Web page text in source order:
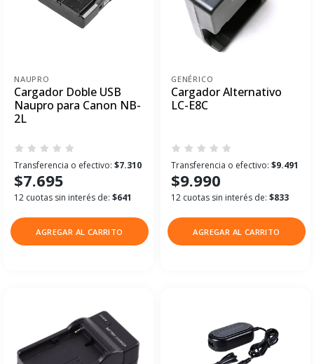
NAUPRO
Cargador Doble USB
Naupro para Canon NB-
2L
Transferencia o efectivo: $7.310
$7.695
12 cuotas sin interés de: $641
AGREGAR AL CARRITO
GENÉRICO
Cargador Alternativo
LC-E8C
Transferencia o efectivo: $9.491
$9.990
12 cuotas sin interés de: $833
AGREGAR AL CARRITO